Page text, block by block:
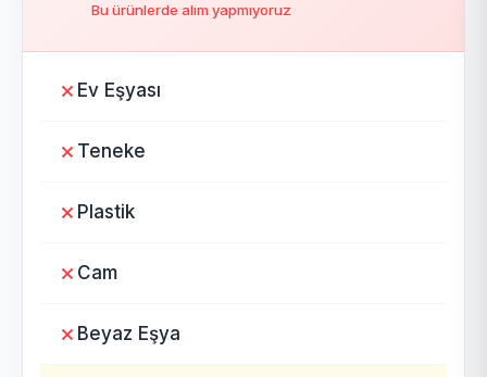
Bu ürünlerde alım yapmıyoruz
Ev Eşyası
Teneke
Plastik
Cam
Beyaz Eşya